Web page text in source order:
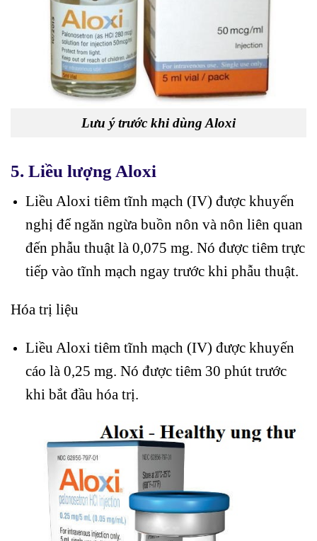
Lưu ý trước khi dùng Aloxi
5. Liều lượng Aloxi
Liều Aloxi tiêm tĩnh mạch (IV) được khuyến
nghị để ngăn ngừa buồn nôn và nôn liên quan
đến phẫu thuật là 0,075 mg. Nó được tiêm trực
tiếp vào tĩnh mạch ngay trước khi phẫu thuật.
Hóa trị liệu
Liều Aloxi tiêm tĩnh mạch (IV) được khuyến
cáo là 0,25 mg. Nó được tiêm 30 phút trước
khi bắt đầu hóa trị.